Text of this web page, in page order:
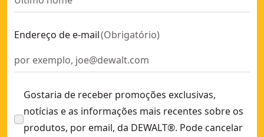
Endereço de e-mail(Obrigatório)
Gostaria de receber promoções exclusivas,
notícias e as informações mais recentes sobre os
produtos, por email, da DEWALT®. Pode cancelar